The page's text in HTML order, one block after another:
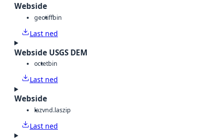
Webside
geotiffbin
Last ned
Webside USGS DEM
octetbin
Last ned
Webside
lazvnd.laszip
Last ned